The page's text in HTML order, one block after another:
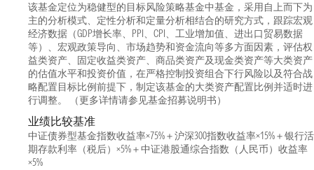
该基金定位为稳健型的目标风险策略基金中基金，采用自上而下为
主的分析模式、定性分析和定量分析相结合的研究方式，跟踪宏观
经济数据（GDP增长率、PPI、CPI、工业增加值、进出口贸易数据
等）、宏观政策导向、市场趋势和资金流向等多方面因素，评估权
益类资产、固定收益类资产、商品类资产及现金类资产等大类资产
的估值水平和投资价值，在严格控制投资组合下行风险以及符合战
略配置目标比例前提下，制定该基金的大类资产配置比例并适时进
行调整。 （更多详情请参见基金招募说明书）
业绩比较基准
中证债券型基金指数收益率×75%＋沪深300指数收益率×15%＋银行活
期存款利率（税后）×5%＋中证港股通综合指数（人民币）收益率
×5%